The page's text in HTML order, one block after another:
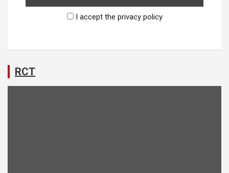
I accept the privacy policy
RCT